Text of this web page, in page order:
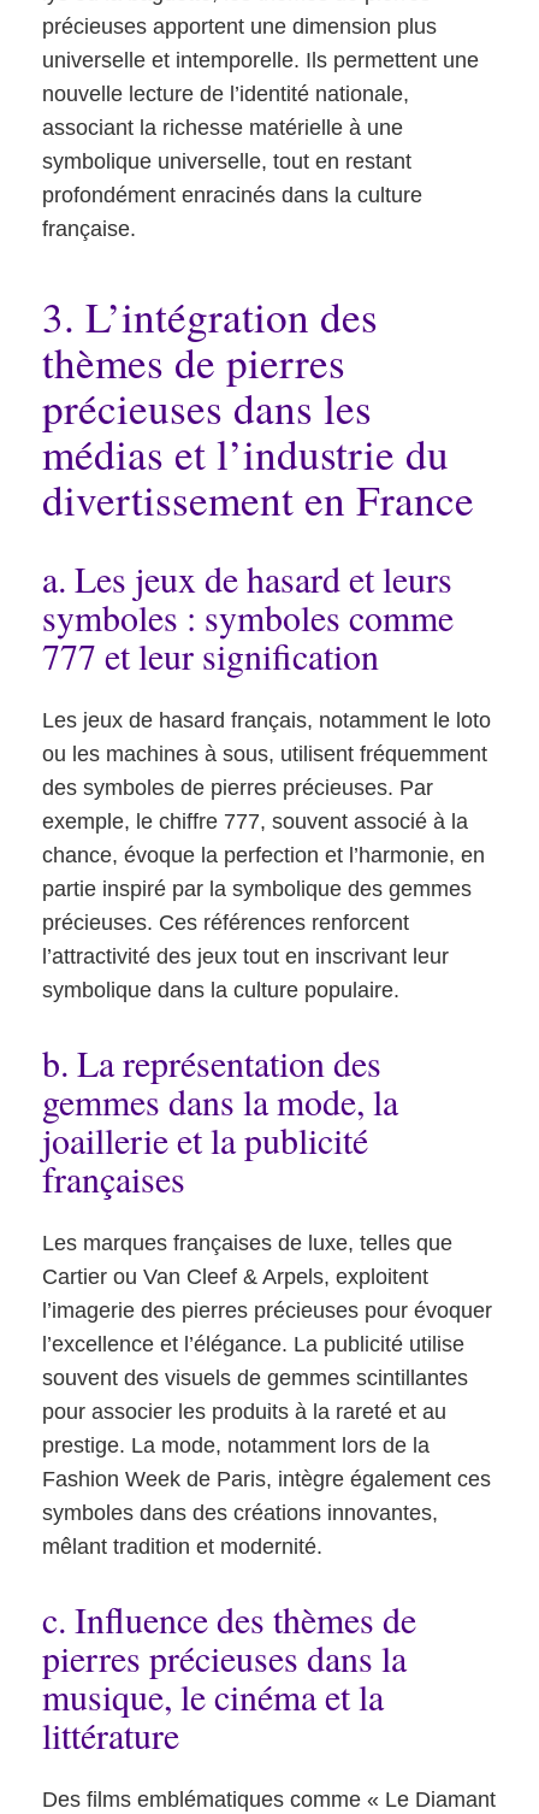
précieuses apportent une dimension plus
universelle et intemporelle. Ils permettent une
nouvelle lecture de l’identité nationale,
associant la richesse matérielle à une
symbolique universelle, tout en restant
profondément enracinés dans la culture
française.
3. L’intégration des
thèmes de pierres
précieuses dans les
médias et l’industrie du
divertissement en France
a. Les jeux de hasard et leurs
symboles : symboles comme
777 et leur signification
Les jeux de hasard français, notamment le loto
ou les machines à sous, utilisent fréquemment
des symboles de pierres précieuses. Par
exemple, le chiffre 777, souvent associé à la
chance, évoque la perfection et l’harmonie, en
partie inspiré par la symbolique des gemmes
précieuses. Ces références renforcent
l’attractivité des jeux tout en inscrivant leur
symbolique dans la culture populaire.
b. La représentation des
gemmes dans la mode, la
joaillerie et la publicité
françaises
Les marques françaises de luxe, telles que
Cartier ou Van Cleef & Arpels, exploitent
l’imagerie des pierres précieuses pour évoquer
l’excellence et l’élégance. La publicité utilise
souvent des visuels de gemmes scintillantes
pour associer les produits à la rareté et au
prestige. La mode, notamment lors de la
Fashion Week de Paris, intègre également ces
symboles dans des créations innovantes,
mêlant tradition et modernité.
c. Influence des thèmes de
pierres précieuses dans la
musique, le cinéma et la
littérature
Des films emblématiques comme « Le Diamant